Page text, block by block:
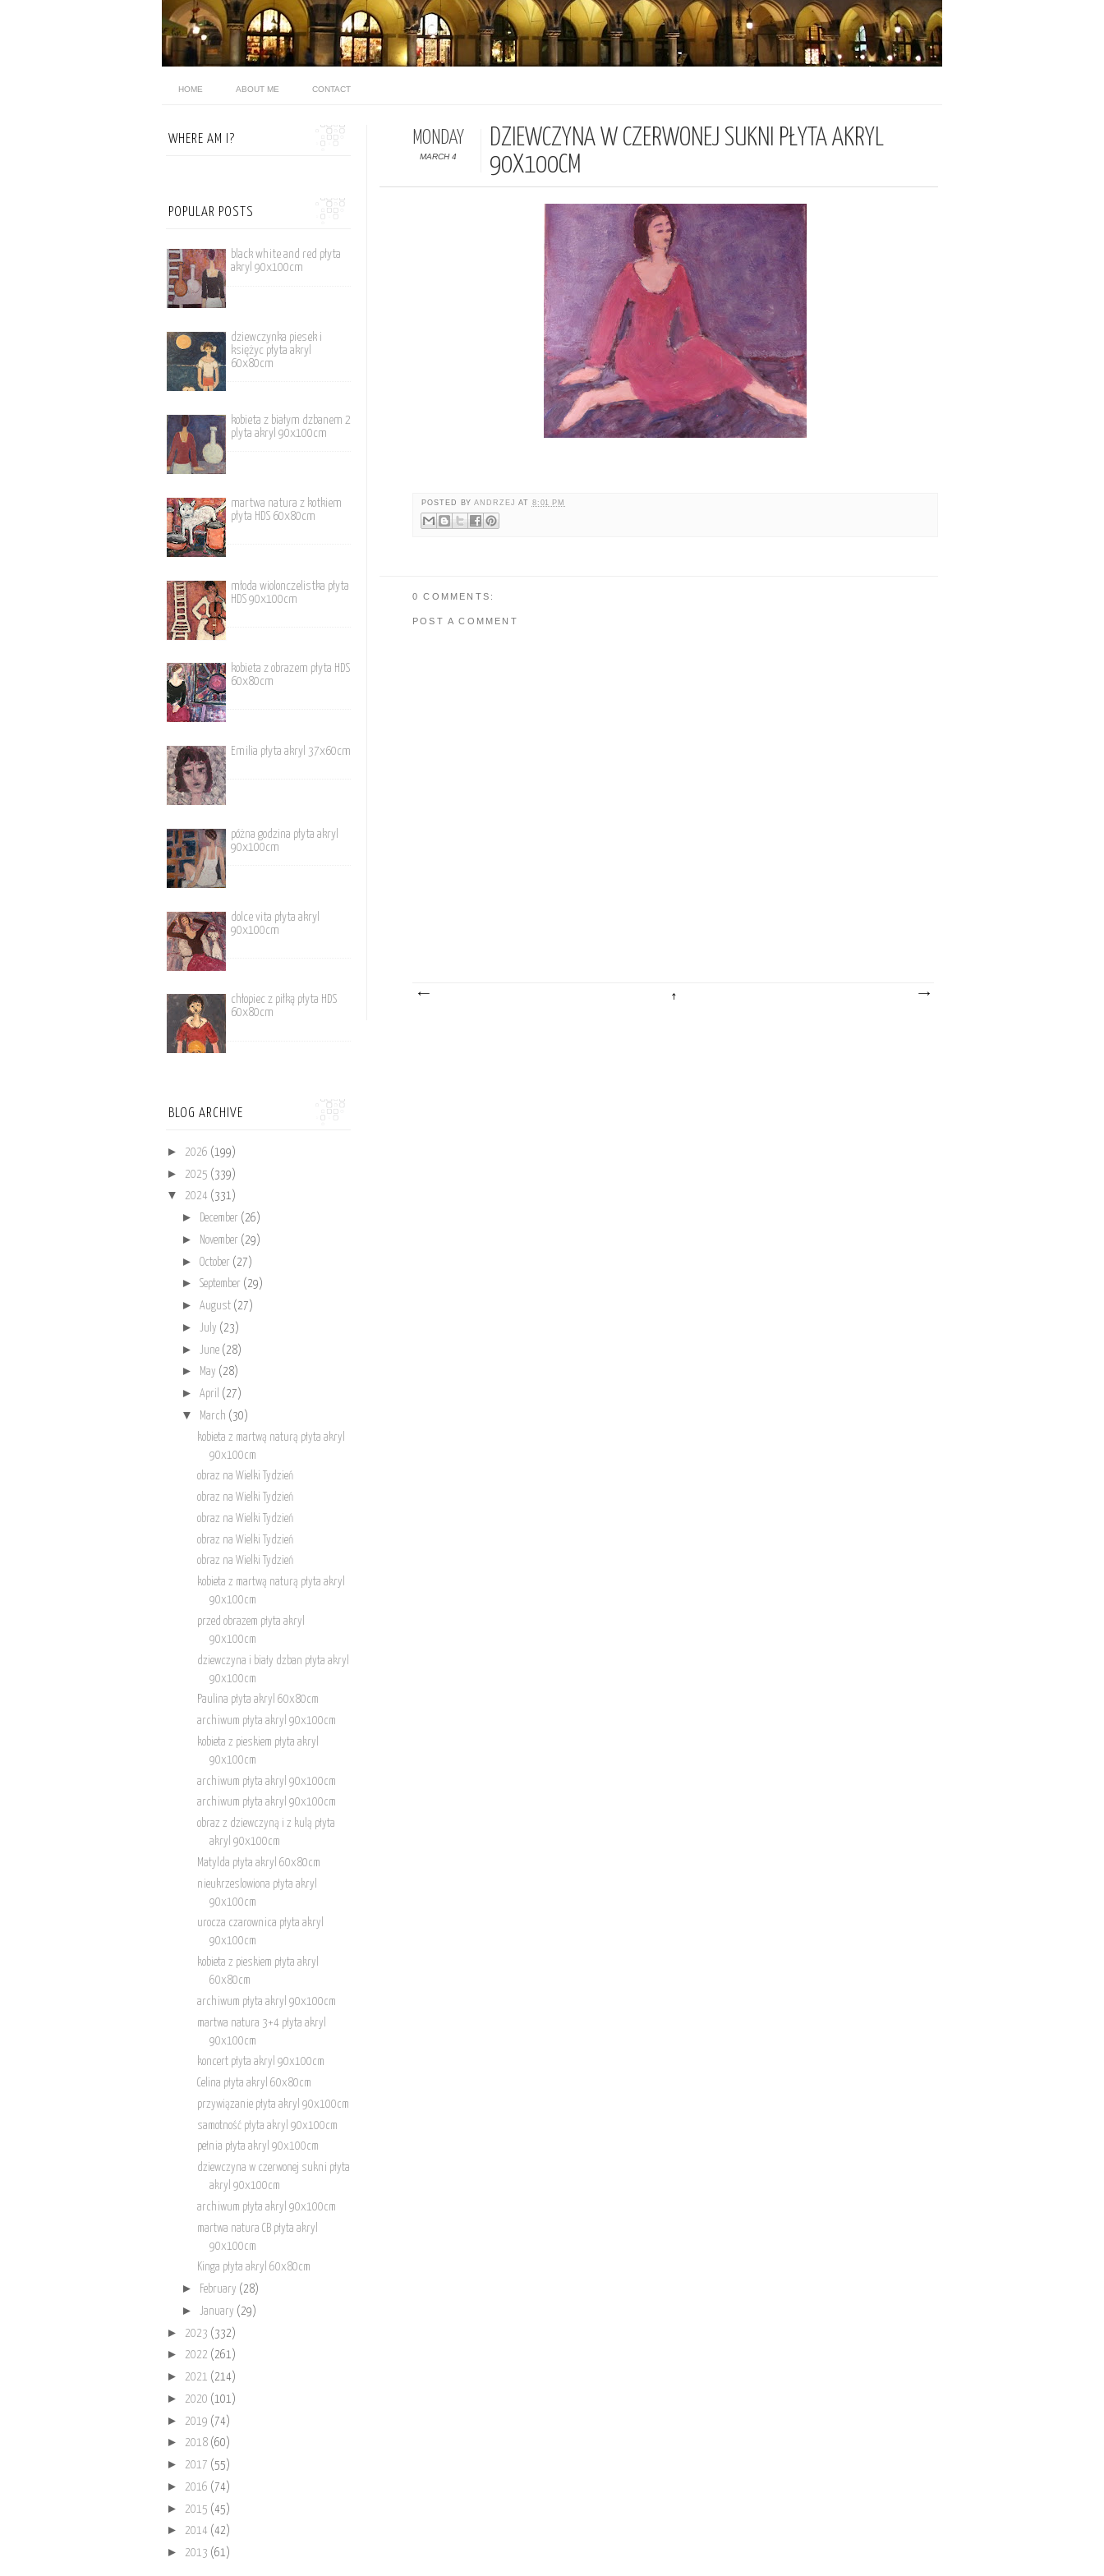
HOME ABOUT ME CONTACT
MONDAY
MARCH 4
DZIEWCZYNA W CZERWONEJ SUKNI PŁYTA AKRYL
90X100CM
POSTED BYANDRZEJ AT 8:01 PM
0 COMMENTS:
POST A COMMENT
WHERE AM I?
POPULAR POSTS
black white and red płyta
akryl 90x100cm
dziewczynka piesek i
księżyc płyta akryl
60x80cm
kobieta z białym dzbanem 2
plyta akryl 90x100cm
martwa natura z kotkiem
płyta HDS 60x80cm
młoda wiolonczelistka płyta
HDS 90x100cm
kobieta z obrazem płyta HDS
60x80cm
Emilia płyta akryl 37x60cm
póżna godzina płyta akryl
90x100cm
dolce vita płyta akryl
90x100cm
chłopiec z piłką płyta HDS
60x80cm
BLOG ARCHIVE
► 2026 (199)
► 2025 (339)
▼ 2024 (331)
► December (26)
► November (29)
► October (27)
► September (29)
► August (27)
► July (23)
► June (28)
► May (28)
► April (27)
▼ March (30)
kobieta z martwą naturą płyta akryl
90x100cm
obraz na Wielki Tydzień
obraz na Wielki Tydzień
obraz na Wielki Tydzień
obraz na Wielki Tydzień
obraz na Wielki Tydzień
kobieta z martwą naturą płyta akryl
90x100cm
przed obrazem płyta akryl
90x100cm
dziewczyna i biały dzban płyta akryl
90x100cm
Paulina płyta akryl 60x80cm
archiwum płyta akryl 90x100cm
kobieta z pieskiem płyta akryl
90x100cm
archiwum płyta akryl 90x100cm
archiwum płyta akryl 90x100cm
obraz z dziewczyną i z kulą płyta
akryl 90x100cm
Matylda płyta akryl 60x80cm
nieukrzeslowiona płyta akryl
90x100cm
urocza czarownica płyta akryl
90x100cm
kobieta z pieskiem płyta akryl
60x80cm
archiwum płyta akryl 90x100cm
martwa natura 3+4 płyta akryl
90x100cm
koncert płyta akryl 90x100cm
Celina płyta akryl 60x80cm
przywiązanie płyta akryl 90x100cm
samotność płyta akryl 90x100cm
pełnia płyta akryl 90x100cm
dziewczyna w czerwonej sukni płyta
akryl 90x100cm
archiwum płyta akryl 90x100cm
martwa natura CB płyta akryl
90x100cm
Kinga płyta akryl 60x80cm
► February (28)
► January (29)
► 2023 (332)
► 2022 (261)
► 2021 (214)
► 2020 (101)
► 2019 (74)
► 2018 (60)
► 2017 (55)
► 2016 (74)
► 2015 (45)
► 2014 (42)
► 2013 (61)